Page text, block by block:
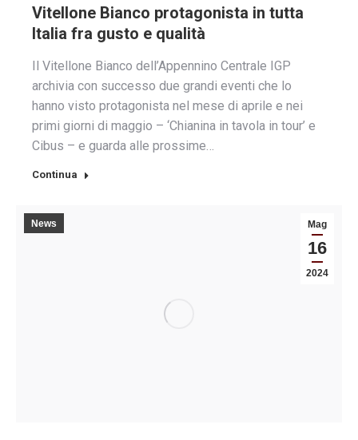
Vitellone Bianco protagonista in tutta
Italia fra gusto e qualità
Il Vitellone Bianco dell’Appennino Centrale IGP
archivia con successo due grandi eventi che lo
hanno visto protagonista nel mese di aprile e nei
primi giorni di maggio – ‘Chianina in tavola in tour’ e
Cibus – e guarda alle prossime…
Continua
Mag
16
2024
News